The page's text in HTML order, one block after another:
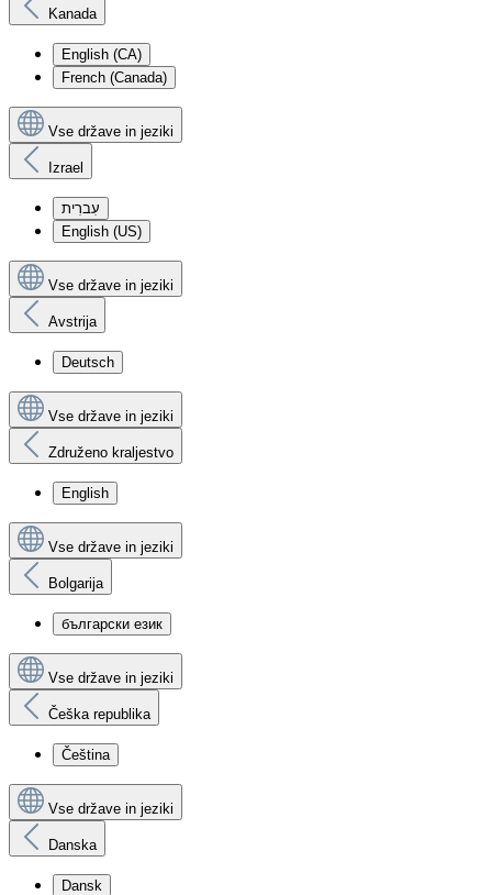
Kanada
English (CA)
French (Canada)
Vse države in jeziki
Izrael
עִברִית
English (US)
Vse države in jeziki
Avstrija
Deutsch
Vse države in jeziki
Združeno kraljestvo
English
Vse države in jeziki
Bolgarija
български език
Vse države in jeziki
Češka republika
Čeština
Vse države in jeziki
Danska
Dansk